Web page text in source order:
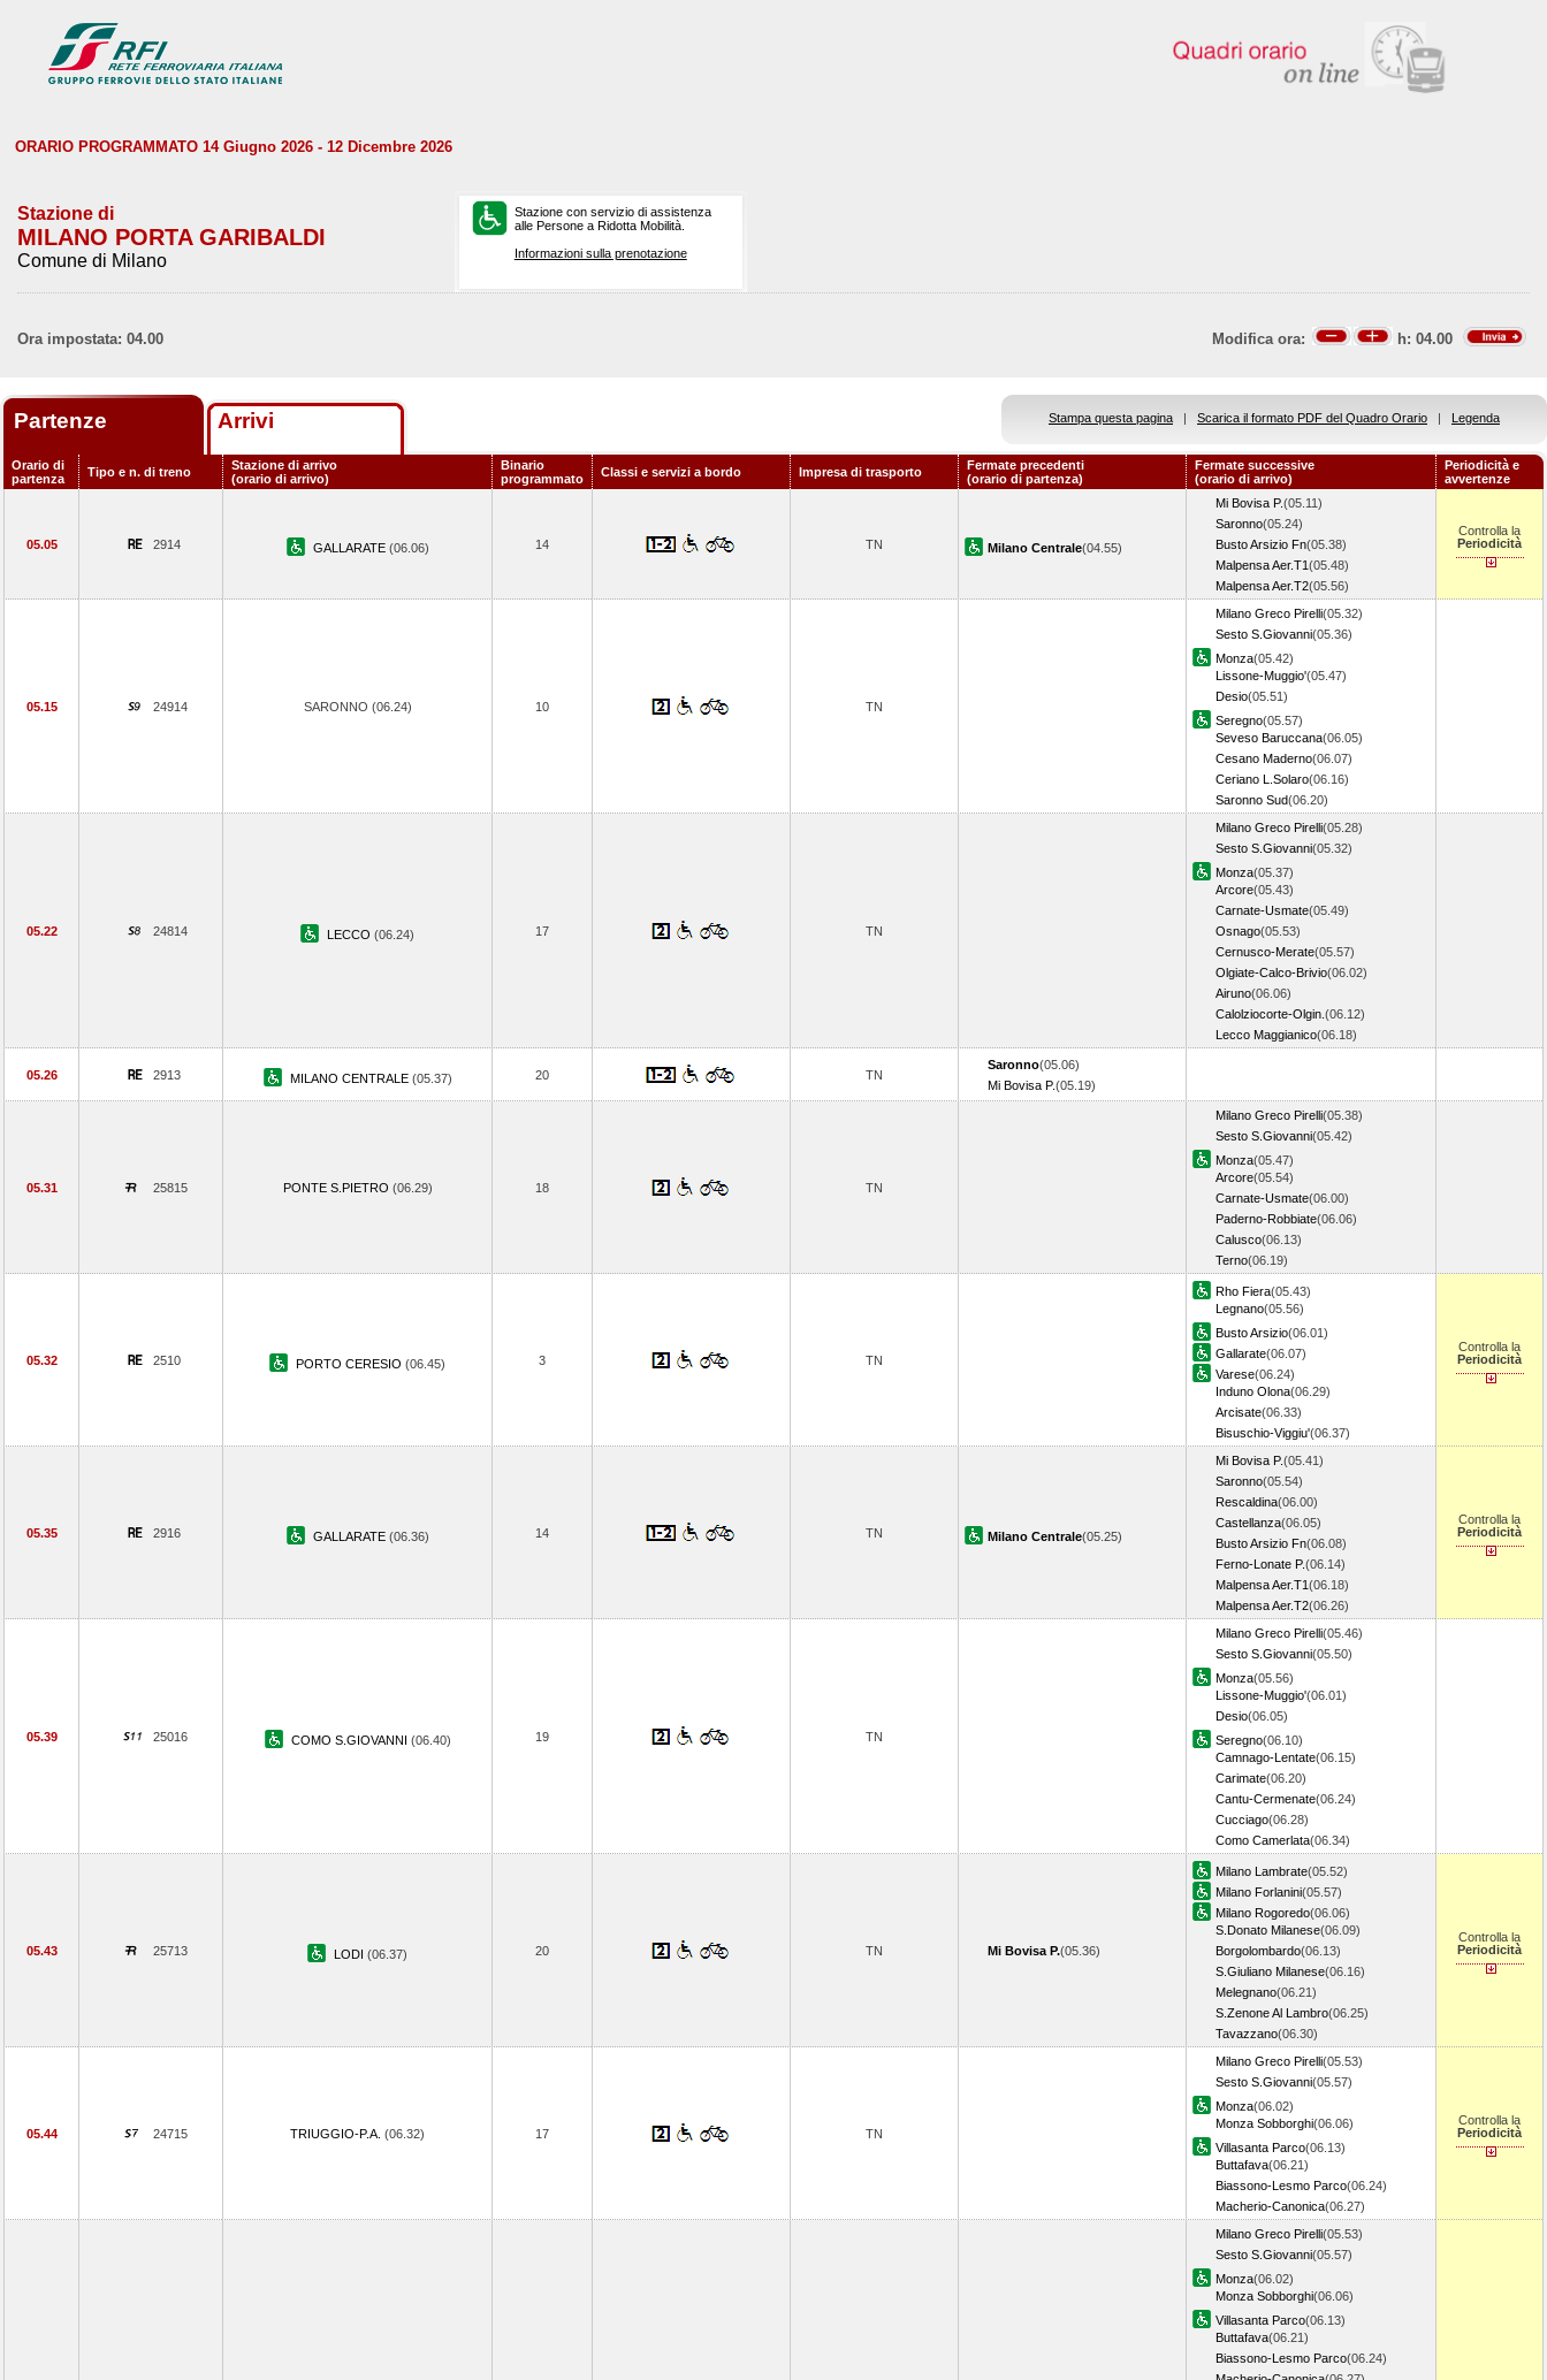
ORARIO PROGRAMMATO 14 Giugno 2026 - 12 Dicembre 2026
Stazione di
MILANO PORTA GARIBALDI
Comune di Milano
Stazione con servizio di assistenza
alle Persone a Ridotta Mobilità.
Informazioni sulla prenotazione
Ora impostata: 04.00 Modifica ora: h: 04.00
Partenze Arrivi Stampa questa pagina | Scarica il formato PDF del Quadro Orario | Legenda
Orario di
partenza
Tipo e n. di treno
Stazione di arrivo
(orario di arrivo)
Binario
programmato
Classi e servizi a bordo Impresa di trasporto
Fermate precedenti
(orario di partenza)
Fermate successive
(orario di arrivo)
Periodicità e
avvertenze
05.05 2914 GALLARATE (06.06) 14 TN Milano Centrale(04.55)
Mi Bovisa P.(05.11)
Saronno(05.24)
Busto Arsizio Fn(05.38)
Malpensa Aer.T1(05.48)
Malpensa Aer.T2(05.56)
Controlla la
Periodicità
05.15 24914 SARONNO (06.24) 10 TN
Milano Greco Pirelli(05.32)
Sesto S.Giovanni(05.36)
Monza(05.42)
Lissone-Muggio'(05.47)
Desio(05.51)
Seregno(05.57)
Seveso Baruccana(06.05)
Cesano Maderno(06.07)
Ceriano L.Solaro(06.16)
Saronno Sud(06.20)
05.22 24814 LECCO (06.24) 17 TN
Milano Greco Pirelli(05.28)
Sesto S.Giovanni(05.32)
Monza(05.37)
Arcore(05.43)
Carnate-Usmate(05.49)
Osnago(05.53)
Cernusco-Merate(05.57)
Olgiate-Calco-Brivio(06.02)
Airuno(06.06)
Calolziocorte-Olgin. (06.12)
Lecco Maggianico(06.18)
05.26 2913 MILANO CENTRALE (05.37) 20 TN
Saronno(05.06)
Mi Bovisa P.(05.19)
05.31 25815 PONTE S.PIETRO (06.29) 18 TN
Milano Greco Pirelli(05.38)
Sesto S.Giovanni(05.42)
Monza(05.47)
Arcore(05.54)
Carnate-Usmate(06.00)
Paderno-Robbiate(06.06)
Calusco(06.13)
Terno(06.19)
05.32 2510 PORTO CERESIO (06.45) 3 TN
Rho Fiera(05.43)
Legnano(05.56)
Busto Arsizio(06.01)
Gallarate(06.07)
Varese(06.24)
Induno Olona(06.29)
Arcisate(06.33)
Bisuschio-Viggiu'(06.37)
Controlla la
Periodicità
05.35 2916 GALLARATE (06.36) 14 TN Milano Centrale(05.25)
Mi Bovisa P.(05.41)
Saronno(05.54)
Rescaldina(06.00)
Castellanza(06.05)
Busto Arsizio Fn(06.08)
Ferno-Lonate P.(06.14)
Malpensa Aer.T1(06.18)
Malpensa Aer.T2(06.26)
Controlla la
Periodicità
05.39 25016 COMO S.GIOVANNI (06.40) 19 TN
Milano Greco Pirelli(05.46)
Sesto S.Giovanni(05.50)
Monza(05.56)
Lissone-Muggio'(06.01)
Desio(06.05)
Seregno(06.10)
Camnago-Lentate(06.15)
Carimate(06.20)
Cantu-Cermenate(06.24)
Cucciago(06.28)
Como Camerlata(06.34)
05.43 25713 LODI (06.37) 20 TN Mi Bovisa P.(05.36)
Milano Lambrate(05.52)
Milano Forlanini(05.57)
Milano Rogoredo(06.06)
S.Donato Milanese(06.09)
Borgolombardo(06.13)
S.Giuliano Milanese(06.16)
Melegnano(06.21)
S.Zenone Al Lambro(06.25)
Tavazzano(06.30)
Controlla la
Periodicità
05.44 24715 TRIUGGIO-P.A. (06.32) 17 TN
Milano Greco Pirelli(05.53)
Sesto S.Giovanni(05.57)
Monza(06.02)
Monza Sobborghi(06.06)
Villasanta Parco(06.13)
Buttafava(06.21)
Biassono-Lesmo Parco(06.24)
Macherio-Canonica(06.27)
Controlla la
Periodicità
Milano Greco Pirelli(05.53)
Sesto S.Giovanni(05.57)
Monza(06.02)
Monza Sobborghi(06.06)
Villasanta Parco(06.13)
Buttafava(06.21)
Biassono-Lesmo Parco(06.24)